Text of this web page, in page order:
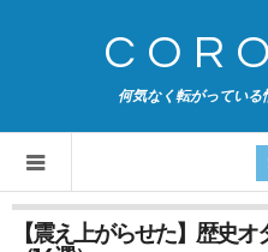
何気なく転がっている
【震え上がらせた】歴史